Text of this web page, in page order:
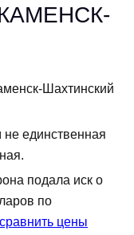
Шахтинский
единственная
подала иск о
по
цены